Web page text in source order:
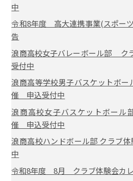
中
令和8年度 高大連携事業(スポー
告
浪商高校女子バレーボール部 ク
受付中
浪商高等学校男子バスケットボー
催 申込受付中
浪商高校女子バスケットボー
催 申込受付中
浪商高校ハンドボール部 クラブ
中
令和8年度 8月 クラブ体験会カ